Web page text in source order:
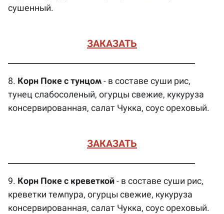
сушенный.
ЗАКАЗАТЬ
8. Корн Поке с тунцом- в составе суши рис,
тунец слабосоленый, огурцы свежие, кукуруза
консервированная, салат Чукка, соус ореховый.
ЗАКАЗАТЬ
9. Корн Поке с креветкой- в составе суши рис,
креветки темпура, огурцы свежие, кукуруза
консервированная, салат Чукка, соус ореховый.